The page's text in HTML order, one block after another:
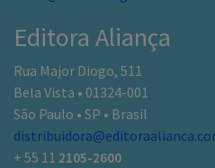
Editora Aliança
Rua Major Diogo, 511
Bela Vista • 01324-001
São Paulo • SP • Brasil
+ 55 11 2105-2600